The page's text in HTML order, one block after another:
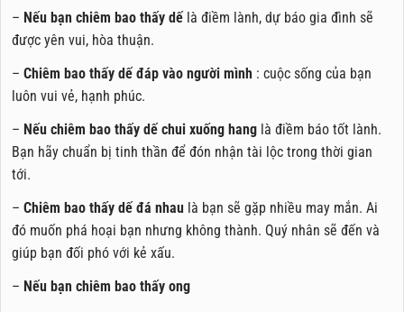
– Nếu bạn chiêm bao thấy dếlà điềm lành, dự báo gia đình sẽ
được yên vui, hòa thuận.
– Chiêm bao thấy dế đáp vào người mình : cuộc sống của bạn
luôn vui vẻ, hạnh phúc.
– Nếu chiêm bao thấy dế chui xuống hang là điềm báo tốt lành.
Bạn hãy chuẩn bị tinh thần để đón nhận tài lộc trong thời gian
tới.
– Chiêm bao thấy dế đá nhau là bạn sẽ gặp nhiều may mắn. Ai
đó muốn phá hoại bạn nhưng không thành. Quý nhân sẽ đến và
giúp bạn đối phó với kẻ xấu.
– Nếu bạn chiêm bao thấy ong